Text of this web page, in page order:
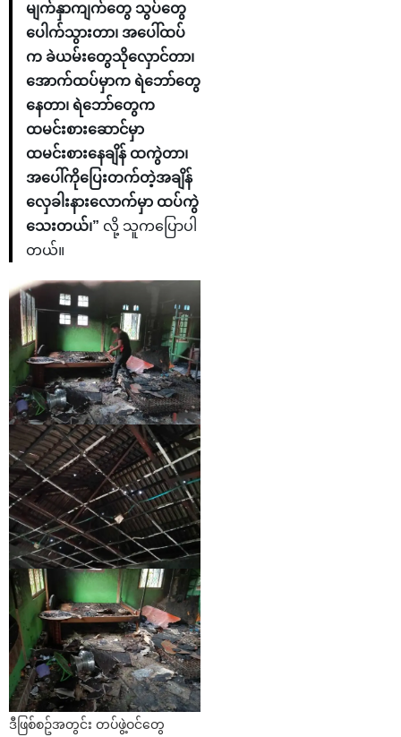
မျက်နှာကျက်တွေ သွပ်တွေ
ပေါက်သွားတာ၊ အပေါ်ထပ်
က ခဲယမ်းတွေသိုလှောင်တာ၊
အောက်ထပ်မှာက ရဲဘော်တွေ
နေတာ၊ ရဲဘော်တွေက
ထမင်းစားဆောင်မှာ
ထမင်းစားနေချိန် ထကွဲတာ၊
အပေါ်ကိုပြေးတက်တဲ့အချိန်
လှေခါးနားလောက်မှာ ထပ်ကွဲ
သေးတယ်၊” လို့ သူကပြောပါ
တယ်။
ဒီဖြစ်စဥ်အတွင်း တပ်ဖွဲ့ဝင်တွေ